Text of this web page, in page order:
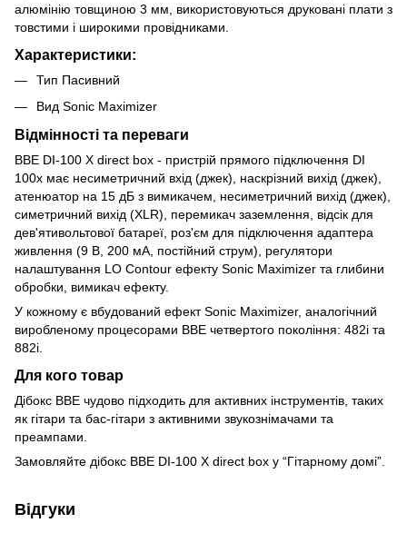
алюмінію товщиною 3 мм, використовуються друковані плати з
товстими і широкими провідниками.
Характеристики:
Тип Пасивний
Вид Sonic Maximizer
Відмінності та переваги
BBE DI-100 X direct box - пристрій прямого підключення DI
100x має несиметричний вхід (джек), наскрізний вихід (джек),
атенюатор на 15 дБ з вимикачем, несиметричний вихід (джек),
симетричний вихід (XLR), перемикач заземлення, відсік для
дев'ятивольтової батареї, роз'єм для підключення адаптера
живлення (9 В, 200 мА, постійний струм), регулятори
налаштування LO Contour ефекту Sonic Maximizer та глибини
обробки, вимикач ефекту.
У кожному є вбудований ефект Sonic Maximizer, аналогічний
виробленому процесорами BBE четвертого покоління: 482i та
882i.
Для кого товар
Дібокс BBE чудово підходить для активних інструментів, таких
як гітари та бас-гітари з активними звукознімачами та
преампами.
Замовляйте дібокс BBE DI-100 X direct box у “Гітарному домі”.
Відгуки